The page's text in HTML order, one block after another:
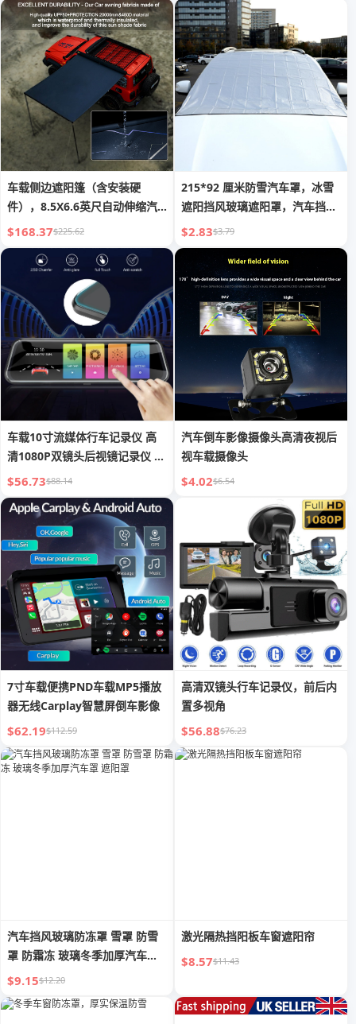
车载侧边遮阳篷（含安装硬
件），8.5X6.6英尺自动伸缩汽
车遮阳篷带LED灯带，黑色铝合
金，UV50+帐篷遮阳，适用于
4X4汽车/SUV/卡车的防水车顶
$168.37$225.62
215*92 厘米防雪汽车罩，冰雪
遮阳挡风玻璃遮阳罩，汽车挡风
玻璃雪罩
$2.83$3.79
车载10寸流媒体行车记录仪 高
清1080P双镜头后视镜记录仪 一
件代
$56.73$88.14
汽车倒车影像摄像头高清夜视后
视车载摄像头
$4.02$6.54
7寸车载便携PND车载MP5播放
器无线Carplay智慧屏倒车影像
$62.19$112.59
高清双镜头行车记录仪，前后内
置多视角
$56.88$76.23
汽车挡风玻璃防冻罩 雪罩 防雪
罩 防霜冻 玻璃冬季加厚汽车罩
遮阳罩
$9.15$12.20
激光隔热挡阳板车窗遮阳帘
$8.57$11.43